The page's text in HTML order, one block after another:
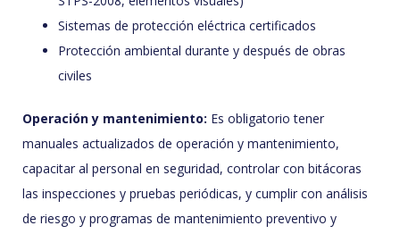
Sistemas de protección eléctrica certificados
Protección ambiental durante y después de obras
civiles
Operación y mantenimiento: Es obligatorio tener
manuales actualizados de operación y mantenimiento,
capacitar al personal en seguridad, controlar con bitácoras
las inspecciones y pruebas periódicas, y cumplir con análisis
de riesgo y programas de mantenimiento preventivo y